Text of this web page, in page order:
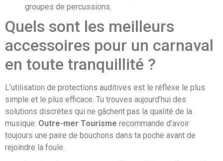
groupes de percussions.
Quels sont les meilleurs
accessoires pour un carnaval
en toute tranquillité ?
L’utilisation de protections auditives est le réflexe le plus
simple et le plus efficace. Tu trouves aujourd’hui des
solutions discrètes qui ne gâchent pas la qualité de la
musique. Outre-mer Tourisme recommande d’avoir
toujours une paire de bouchons dans ta poche avant de
rejoindre la foule.